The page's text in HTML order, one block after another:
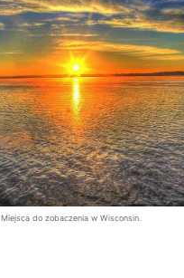
Miejsca do zobaczenia w Wisconsin.